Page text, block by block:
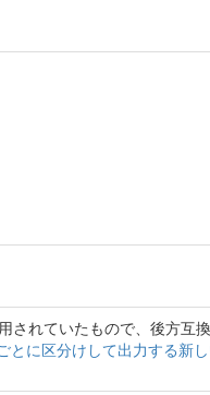
れていたもので、後方互
とに区分けして出力する新